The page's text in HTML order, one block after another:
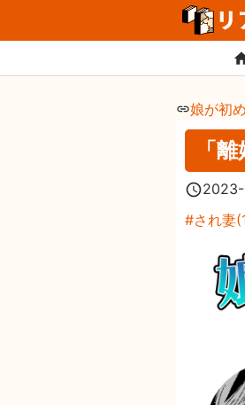
娘が初
「
され妻(